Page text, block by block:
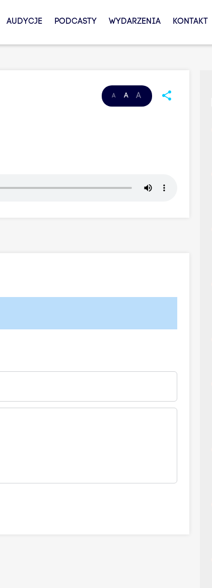
AUDYCJE PODCASTY WYDARZENIA KONTAKT
A A A share